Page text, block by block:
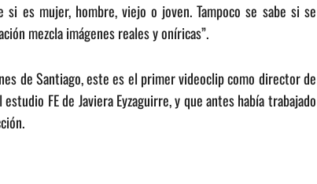
es mujer, hombre, viejo o joven. Tampoco se sabe si se
mezcla imágenes reales y oníricas”.
de Santiago, este es el primer videoclip como director de
FE de Javiera Eyzaguirre, y que antes había trabajado